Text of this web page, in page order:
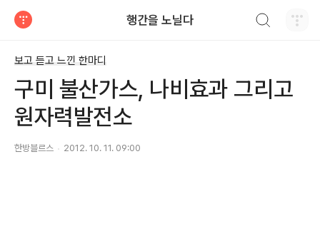
행간을 노닐다
보고 듣고 느낀 한마디
구미 불산가스, 나비효과 그리고
원자력발전소
한방블르스 2012. 10. 11. 09:00